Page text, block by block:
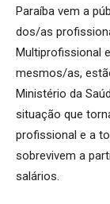
Paraíba vem a
dos/as
Multiprofissional
mesmos/as,
Ministério da
situação que
profissional e a
sobrevivem a
salários.